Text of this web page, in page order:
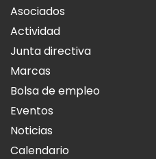
Asociados
Actividad
Junta directiva
Marcas
Bolsa de empleo
Eventos
Noticias
Calendario